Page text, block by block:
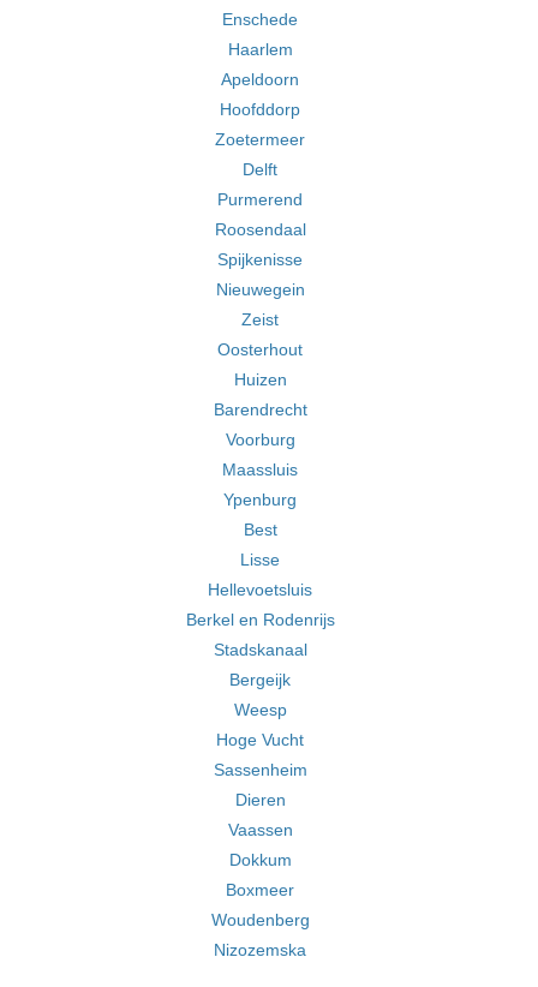
Enschede
Haarlem
Apeldoorn
Hoofddorp
Zoetermeer
Delft
Purmerend
Roosendaal
Spijkenisse
Nieuwegein
Zeist
Oosterhout
Huizen
Barendrecht
Voorburg
Maassluis
Ypenburg
Best
Lisse
Hellevoetsluis
Berkel en Rodenrijs
Stadskanaal
Bergeijk
Weesp
Hoge Vucht
Sassenheim
Dieren
Vaassen
Dokkum
Boxmeer
Woudenberg
Nizozemska